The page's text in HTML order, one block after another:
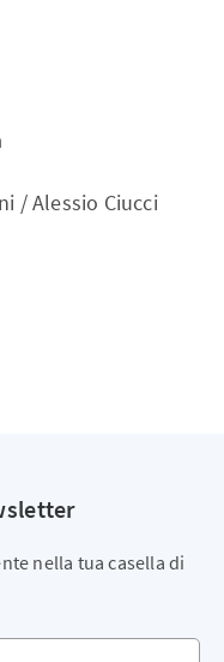
/ Alessio Ciucci
nella tua casella di